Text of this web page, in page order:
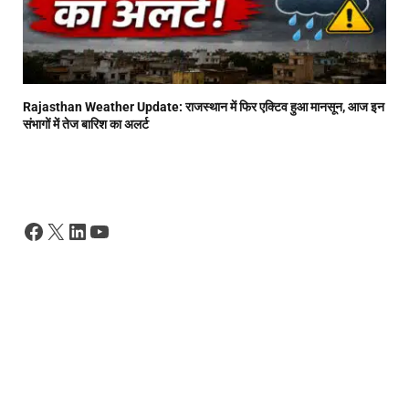
Rajasthan Weather Update: राजस्थान में फिर एक्टिव हुआ मानसून, आज इन
संभागों में तेज बारिश का अलर्ट
Facebook
X LinkedIn
YouTube